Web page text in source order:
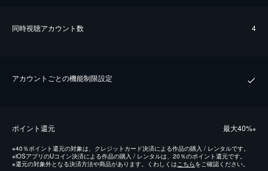
同時視聴アカウント数 4
アカウントごとの機能制限設定
ポイント還元 最⼤40%※
※40％ポイント還元の対象は、クレジットカード決済による作品の購入 / レンタルです。
※iOSアプリのUコイン決済による作品の購入 / レンタルは、20％のポイント還元です。
※還元の対象外となる決済方法や商品があります。くわしくはこちらをご確認ください。